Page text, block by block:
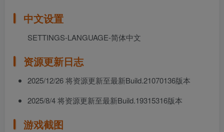
中文设置
SETTINGS-LANGUAGE-简体中文
资源更新日志
2025/12/26 将资源更新至最新Build.21070136版本
2025/8/4 将资源更新至最新Build.19315316版本
游戏截图